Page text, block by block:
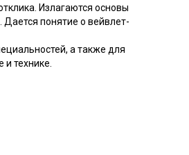
Излагаются основы
Дается понятие о вейвлет-
а также для
технике.